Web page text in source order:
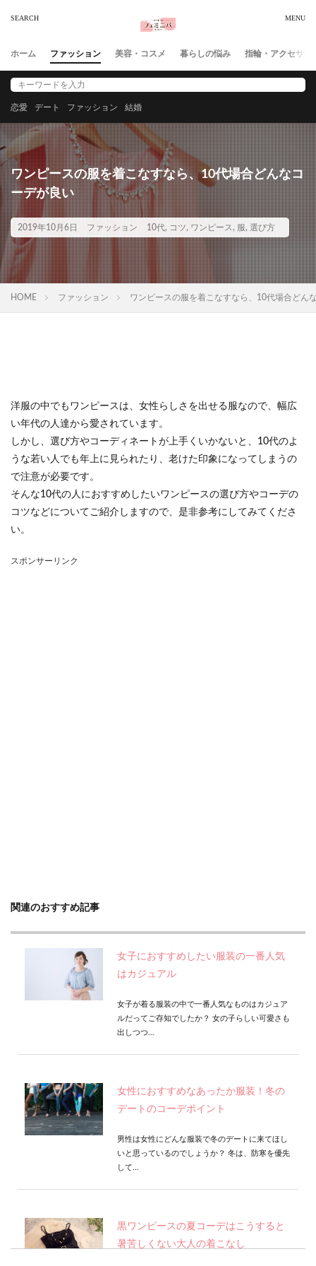
ホーム ファッション 美容・コスメ 暮らしの悩み 指輪・アクセサリ
恋愛 デート ファッション 結婚
ワンピースの服を着こなすなら、10代場合どんなコ
ーデが良い
2019年10月6日 ファッション 10代, コツ, ワンピース , 服, 選び方
HOME ファッション ワンピースの服を着こなすなら、10代場合どん
洋服の中でもワンピースは、女性らしさを出せる服なので、幅広
い年代の人達から愛されています。
しかし、選び方やコーディネートが上手くいかないと、10代のよ
うな若い人でも年上に見られたり、老けた印象になってしまうの
で注意が必要です。
そんな10代の人におすすめしたいワンピースの選び方やコーデの
コツなどについてご紹介しますので、是非参考にしてみてくださ
い。
スポンサーリンク
関連のおすすめ記事
女子におすすめしたい服装の一番人気
はカジュアル
女子が着る服装の中で一番人気なものはカジュア
ルだってご存知でしたか？ 女の子らしい可愛さも
出しつつ...
女性におすすめなあったか服装！冬の
デートのコーデポイント
男性は女性にどんな服装で冬のデートに来てほし
いと思っているのでしょうか？ 冬は、防寒を優先
して...
黒ワンピースの夏コーデはこうすると
暑苦しくない大人の着こなし